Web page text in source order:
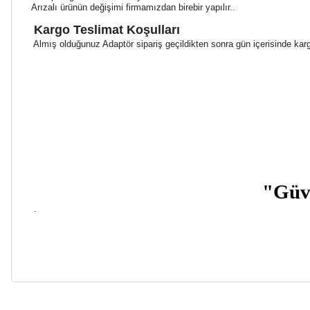
Arızalı ürünün değişimi firmamızdan birebir yapılır..
Kargo Teslimat Koşulları
Almış olduğunuz Adaptör sipariş geçildikten sonra gün içerisinde
.